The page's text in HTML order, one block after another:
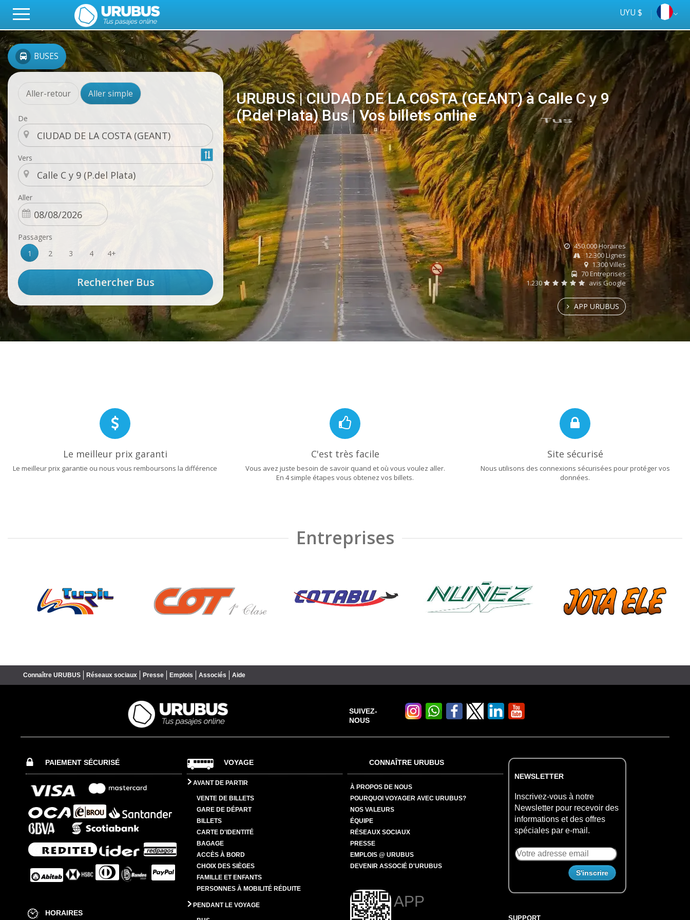
UYU $
BUSES
Aller-retour Aller simple
De
Vers
Aller
Passagers
1
2 3 4 4+
URUBUS | CIUDAD DE LA COSTA (GEANT) à Calle C y 9
(P.del Plata) Bus | Vos billets online
online
Tus
ómnibus
450.000 Horaires
12.300 Lignes
1.300 Villes
70 Entreprises
1.230
avis Google
APP URUBUS
Le meilleur prix garanti
Le meilleur prix garantie ou nous vous remboursons la différence
C'est très facile
Vous avez juste besoin de savoir quand et où vous voulez aller.
En 4 simple étapes vous obtenez vos billets.
Site sécurisé
Nous utilisons des connexions sécurisées pour protéger vos
données.
Entreprises
Connaître URUBUS Réseaux sociaux Presse Emplois Associés Aide
SUIVEZ-
NOUS
PAIEMENT SÉCURISÉ
HORAIRES
VOYAGE
AVANT DE PARTIR
VENTE DE BILLETS
GARE DE DÉPART
BILLETS
CARTE D'IDENTITÉ
BAGAGE
ACCÈS À BORD
CHOIX DES SIÈGES
FAMILLE ET ENFANTS
PERSONNES À MOBILITÉ RÉDUITE
PENDANT LE VOYAGE
CONNAÎTRE URUBUS
À PROPOS DE NOUS
POURQUOI VOYAGER AVEC URUBUS?
NOS VALEURS
ÉQUIPE
RÉSEAUX SOCIAUX
PRESSE
EMPLOIS @ URUBUS
DEVENIR ASSOCIÉ D'URUBUS
APP
NEWSLETTER
Inscrivez-vous à notre
Newsletter pour recevoir des
informations et des offres
spéciales par e-mail.
SUPPORT